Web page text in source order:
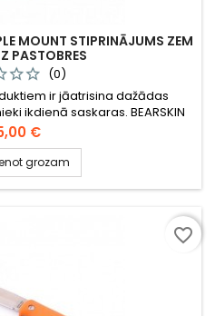
MOUNT STIPRINĀJUMS ZEM
PASTOBRES
(0)
ir jāatrisina dažādas
ikdienā saskaras. BEARSKIN
piestiprināt lukturi, kameru,
neietekmē šāviena precizitāti.
€
grozam
favorite_border